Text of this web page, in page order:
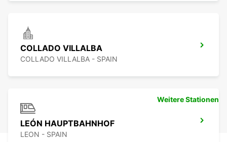
COLLADO VILLALBA
COLLADO VILLALBA - SPAIN
LEÓN HAUPTBAHNHOF
LEON - SPAIN
Weitere Stationen